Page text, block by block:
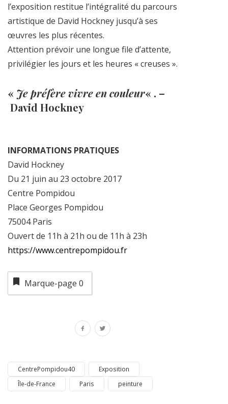
l’exposition restitue l’intégralité du parcours
artistique de David Hockney jusqu’à ses
œuvres les plus récentes.
Attention prévoir une longue file d’attente,
privilégier les jours et les heures « creuses ».
« Je préfère vivre en couleur« . –
David Hockney
INFORMATIONS PRATIQUES
David Hockney
Du 21 juin au 23 octobre 2017
Centre Pompidou
Place Georges Pompidou
75004 Paris
Ouvert de 11h à 21h ou de 11h à 23h
https://www.centrepompidou.fr
Marque-page 0
CentrePompidou40
Exposition
Île-de-France
Paris peinture